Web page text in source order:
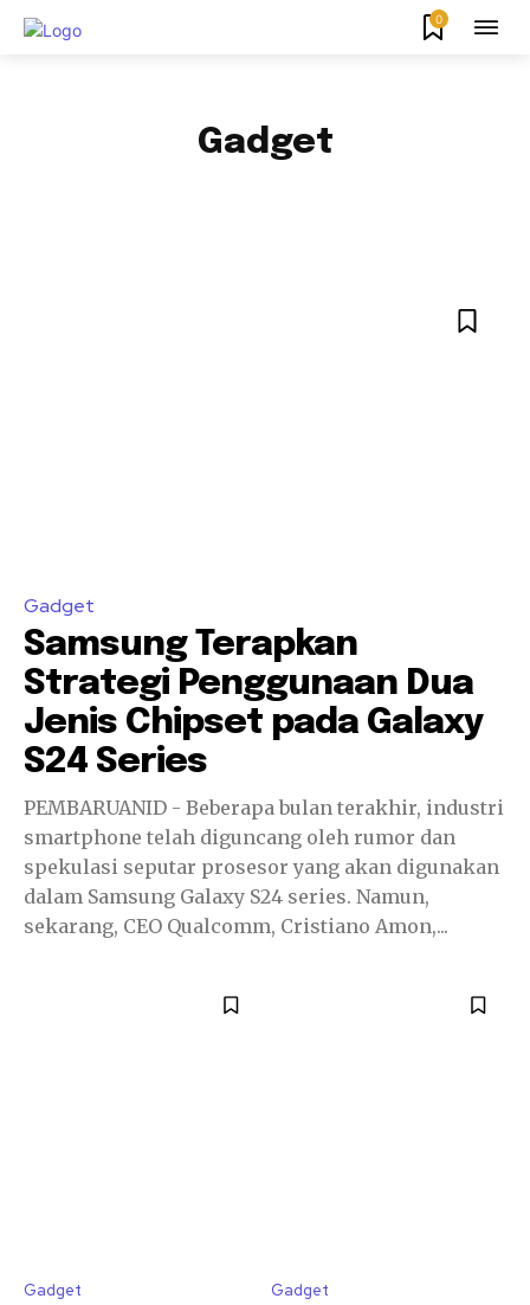
0
Gadget
Gadget
Samsung Terapkan
Strategi Penggunaan Dua
Jenis Chipset pada Galaxy
S24 Series
PEMBARUANID - Beberapa bulan terakhir, industri
smartphone telah diguncang oleh rumor dan
spekulasi seputar prosesor yang akan digunakan
dalam Samsung Galaxy S24 series. Namun,
sekarang, CEO Qualcomm, Cristiano Amon,...
Gadget Gadget